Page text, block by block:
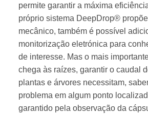
permite garantir a máxima
próprio sistema DeepDrop®
mecânico, também é possível
monitorização eletrónica para
de interesse. Mas o mais
chega às raízes, garantir o caudal
plantas e árvores necessitam,
problema em algum ponto
garantido pela observação da